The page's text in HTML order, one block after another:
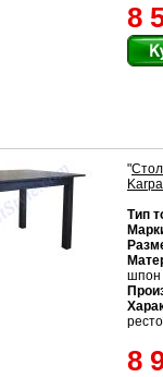
8
"
Тип
шпон
8